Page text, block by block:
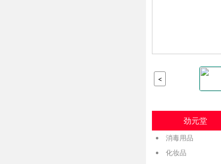
<
劲元堂
消毒用品
化妆品